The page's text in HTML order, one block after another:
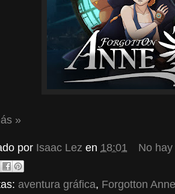
»
por Isaac Lez en 18:01 No
aventura gráfica, Forgotton Anne